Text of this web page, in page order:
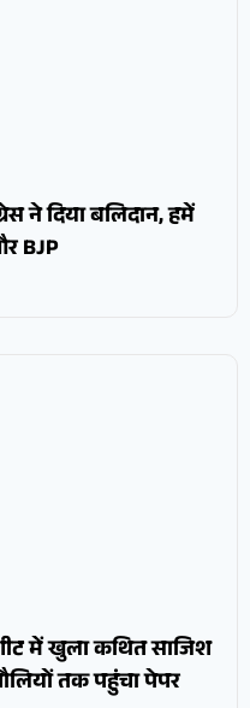
ने दिया बलिदान, हमें
BJP
में खुला कथित साजिश
तक पहुंचा पेपर